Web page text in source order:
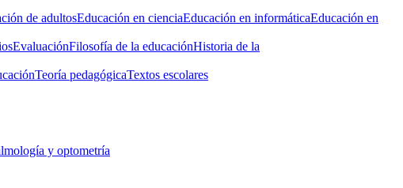
de adultosEducación en cienciaEducación en informáticaEducación en
EvaluaciónFilosofía de la educaciónHistoria de la
Teoría pedagógicaTextos escolares
y optometría